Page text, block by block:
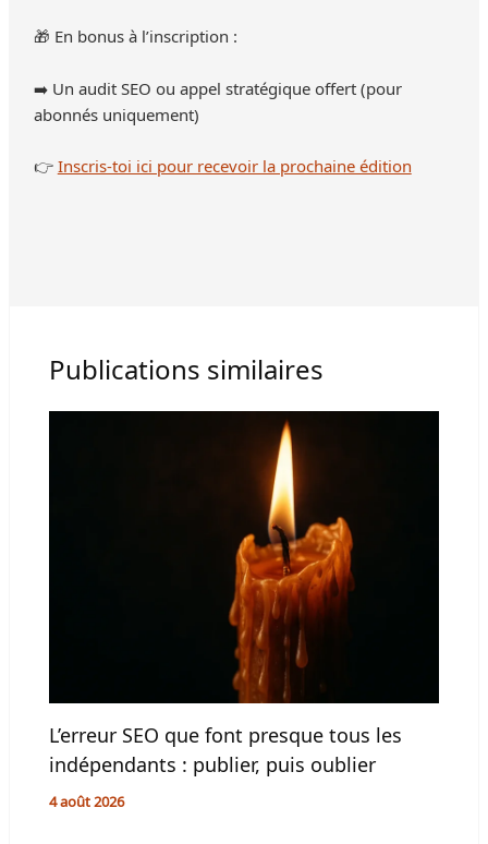
🎁 En bonus à l’inscription :
➡️ Un audit SEO ou appel stratégique offert (pour
abonnés uniquement)
👉Inscris-toi ici pour recevoir la prochaine édition
Publications similaires
L’erreur SEO que font presque tous les
indépendants : publier, puis oublier
4 août 2026